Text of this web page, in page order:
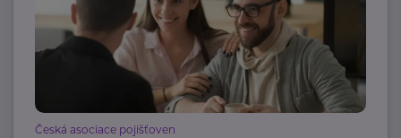
Česká asociace pojišťoven